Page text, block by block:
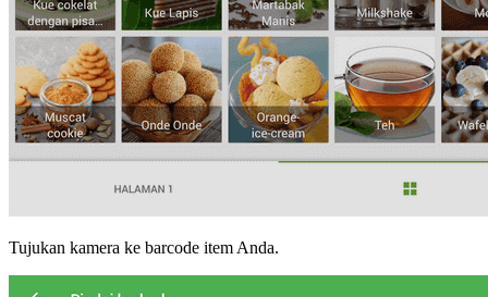
Tujukan kamera ke barcode item Anda.